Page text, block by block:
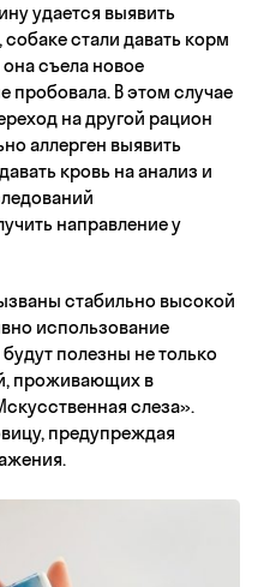
удается выявить
стали давать корм
съела новое
пробовала. В этом случае
на другой рацион
аллерген выявить
кровь на анализ и
направление у
стабильно высокой
использование
полезны не только
проживающих в
слеза».
предупреждая